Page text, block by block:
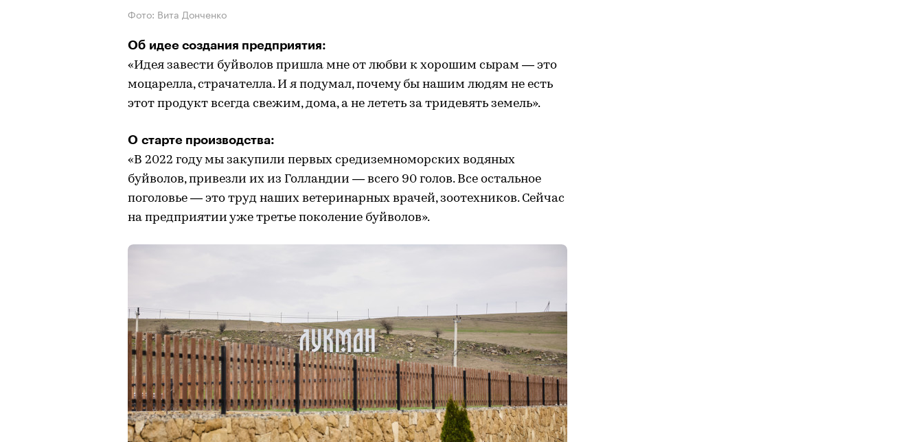
Фото: Вита Донченко
Об идее создания предприятия:
«Идея завести буйволов пришла мне от любви к хорошим сырам — это
моцарелла, страчателла. И я подумал, почему бы нашим людям не есть
этот продукт всегда свежим, дома, а не лететь за тридевять земель».
О старте производства:
«В 2022 году мы закупили первых средиземноморских водяных
буйволов, привезли их из Голландии — всего 90 голов. Все остальное
поголовье — это труд наших ветеринарных врачей, зоотехников. Сейчас
на предприятии уже третье поколение буйволов».